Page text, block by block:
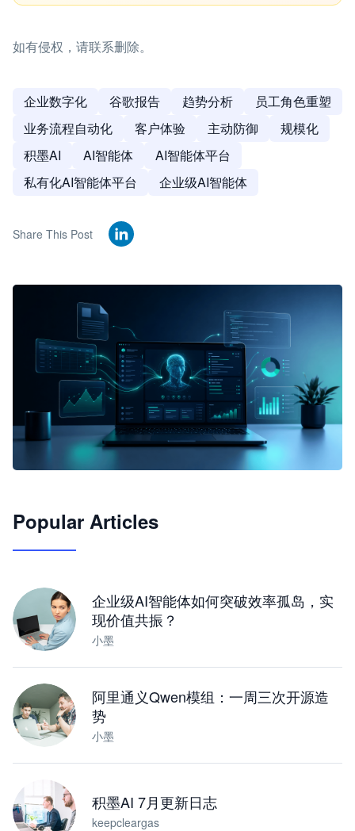
如有侵权，请联系删除。
企业数字化 谷歌报告 趋势分析
员工角色重塑
业务流程自动化
客户体验 主动防御
规模化
积墨AI
AI智能体
AI智能体平台
私有化AI智能体平台
企业级AI智能体
Share This Post
JimoClaw 桌面 AI Agent 工作台
Popular Articles
企业级AI智能体如何突破效率孤岛，实
现价值共振？
小墨
阿里通义Qwen模组：一周三次开源造
势
小墨
积墨AI 7月更新日志
keepcleargas